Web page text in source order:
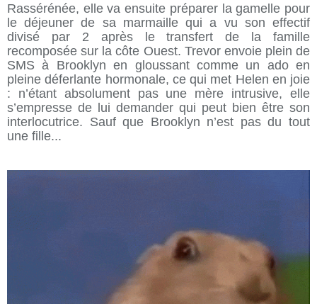
Rassérénée, elle va ensuite préparer la gamelle pour
le déjeuner de sa marmaille qui a vu son effectif
divisé par 2 après le transfert de la famille
recomposée sur la côte Ouest. Trevor envoie plein de
SMS à Brooklyn en gloussant comme un ado en
pleine déferlante hormonale, ce qui met Helen en joie
: n’étant absolument pas une mère intrusive, elle
s’empresse de lui demander qui peut bien être son
interlocutrice. Sauf que Brooklyn n’est pas du tout
une fille...